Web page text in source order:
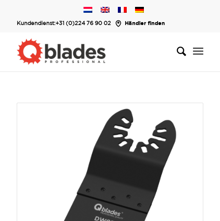
Kundendienst:+31 (0)224 76 90 02 Händler finden